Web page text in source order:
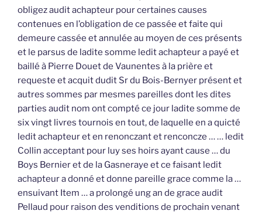
obligez audit achapteur pour certaines causes
contenues en l’obligation de ce passée et faite qui
demeure cassée et annulée au moyen de ces présents
et le parsus de ladite somme ledit achapteur a payé et
baillé à Pierre Douet de Vaunentes à la prière et
requeste et acquit dudit Sr du Bois-Bernyer présent et
autres sommes par mesmes pareilles dont les dites
parties audit nom ont compté ce jour ladite somme de
six vingt livres tournois en tout, de laquelle en a quicté
ledit achapteur et en renonczant et renconcze … … ledit
Collin acceptant pour luy ses hoirs ayant cause … du
Boys Bernier et de la Gasneraye et ce faisant ledit
achapteur a donné et donne pareille grace comme la …
ensuivant Item … a prolongé ung an de grace audit
Pellaud pour raison des venditions de prochain venant